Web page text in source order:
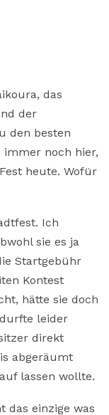
das
der
den besten
immer noch hier,
heute. Wofür
Ich
sie es ja
Startgebühr
Kontest
hätte sie doch
leider
direkt
abgeräumt
lassen wollte.
das einzige was